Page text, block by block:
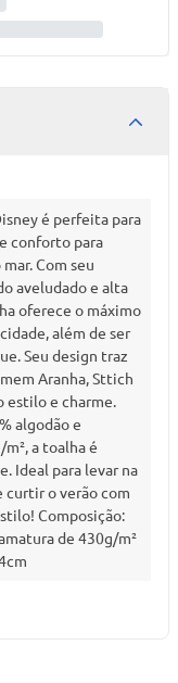
é perfeita para
conforto para
Com seu
aveludado e alta
oferece o máximo
além de ser
Seu design traz
Aranha, Sttich
estilo e charme.
algodão e
a toalha é
Ideal para levar na
curtir o verão com
Composição:
de 430g/m²